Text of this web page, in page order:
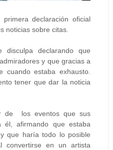
declaración oficial
noticias sobre citas.
declarando que
y que gracias a
estaba exhausto.
tener que dar la noticia
de los eventos que sus
él, afirmando que estaba
que haría todo lo posible
en un artista